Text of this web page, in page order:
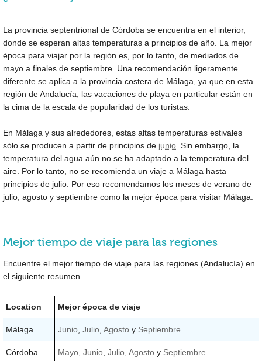
La provincia septentrional de Córdoba se encuentra en el interior,
donde se esperan altas temperaturas a principios de año. La mejor
época para viajar por la región es, por lo tanto, de mediados de
mayo a finales de septiembre. Una recomendación ligeramente
diferente se aplica a la provincia costera de Málaga, ya que en esta
región de Andalucía, las vacaciones de playa en particular están en
la cima de la escala de popularidad de los turistas:
En Málaga y sus alrededores, estas altas temperaturas estivales
sólo se producen a partir de principios de junio . Sin embargo, la
temperatura del agua aún no se ha adaptado a la temperatura del
aire. Por lo tanto, no se recomienda un viaje a Málaga hasta
principios de julio. Por eso recomendamos los meses de verano de
julio, agosto y septiembre como la mejor época para visitar Málaga.
Mejor tiempo de viaje para las regiones
Encuentre el mejor tiempo de viaje para las regiones (Andalucía) en
el siguiente resumen.
Location Mejor época de viaje
Málaga Junio Julio Agosto y Septiembre
Córdoba Mayo Junio Julio Agosto y Septiembre